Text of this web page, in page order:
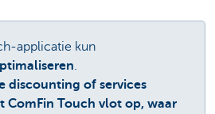
applicatie kun
.
discounting of services
ComFin Touch vlot op, waar